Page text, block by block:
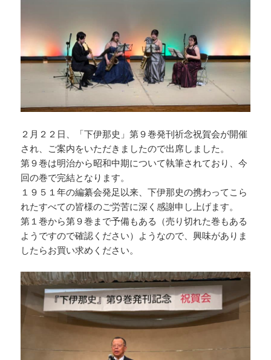
２月２２日、「下伊那史」第９巻発刊祈念祝賀会が開催
され、ご案内をいただきましたので出席しました。
第９巻は明治から昭和中期について執筆されており、今
回の巻で完結となります。
１９５１年の編纂会発足以来、下伊那史の携わってこら
れたすべての皆様のご労苦に深く感謝申し上げます。
第１巻から第９巻まで予備もある（売り切れた巻もある
ようですので確認ください）ようなので、興味がありま
したらお買い求めください。